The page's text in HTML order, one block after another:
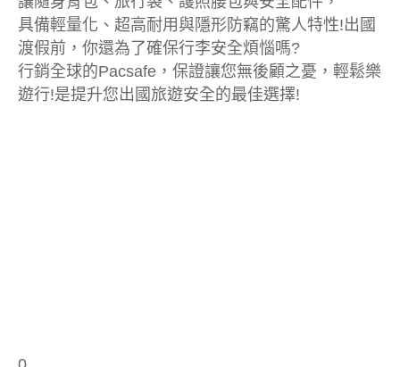
具備輕量化、超高耐用與隱形防竊的驚人特性!出國
渡假前，你還為了確保行李安全煩惱嗎?
行銷全球的Pacsafe，保證讓您無後顧之憂，輕鬆樂
遊行!是提升您出國旅遊安全的最佳選擇!